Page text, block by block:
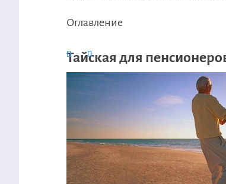
Оглавление
Тайская для